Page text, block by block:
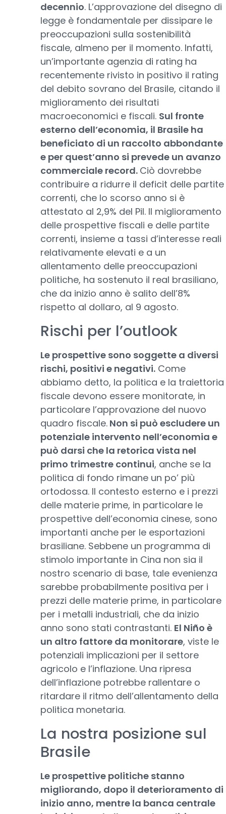
decennio. L’approvazione del disegno di
legge è fondamentale per dissipare le
preoccupazioni sulla sostenibilità
fiscale, almeno per il momento. Infatti,
un’importante agenzia di rating ha
recentemente rivisto in positivo il rating
del debito sovrano del Brasile, citando il
miglioramento dei risultati
macroeconomici e fiscali. Sul fronte
esterno dell’economia, il Brasile ha
beneficiato di un raccolto abbondante
e per quest’anno si prevede un avanzo
commerciale record. Ciò dovrebbe
contribuire a ridurre il deficit delle partite
correnti, che lo scorso anno si è
attestato al 2,9% del Pil. Il miglioramento
delle prospettive fiscali e delle partite
correnti, insieme a tassi d’interesse reali
relativamente elevati e a un
allentamento delle preoccupazioni
politiche, ha sostenuto il real brasiliano,
che da inizio anno è salito dell’8%
rispetto al dollaro, al 9 agosto.
Rischi per l’outlook
Le prospettive sono soggette a diversi
rischi, positivi e negativi. Come
abbiamo detto, la politica e la traiettoria
fiscale devono essere monitorate, in
particolare l’approvazione del nuovo
quadro fiscale. Non si può escludere un
potenziale intervento nell’economia e
può darsi che la retorica vista nel
primo trimestre continui, anche se la
politica di fondo rimane un po’ più
ortodossa. Il contesto esterno e i prezzi
delle materie prime, in particolare le
prospettive dell’economia cinese, sono
importanti anche per le esportazioni
brasiliane. Sebbene un programma di
stimolo importante in Cina non sia il
nostro scenario di base, tale evenienza
sarebbe probabilmente positiva per i
prezzi delle materie prime, in particolare
per i metalli industriali, che da inizio
anno sono stati contrastanti. El Niño è
un altro fattore da monitorare, viste le
potenziali implicazioni per il settore
agricolo e l’inflazione. Una ripresa
dell’inflazione potrebbe rallentare o
ritardare il ritmo dell’allentamento della
politica monetaria.
La nostra posizione sul
Brasile
Le prospettive politiche stanno
migliorando, dopo il deterioramento di
inizio anno, mentre la banca centrale